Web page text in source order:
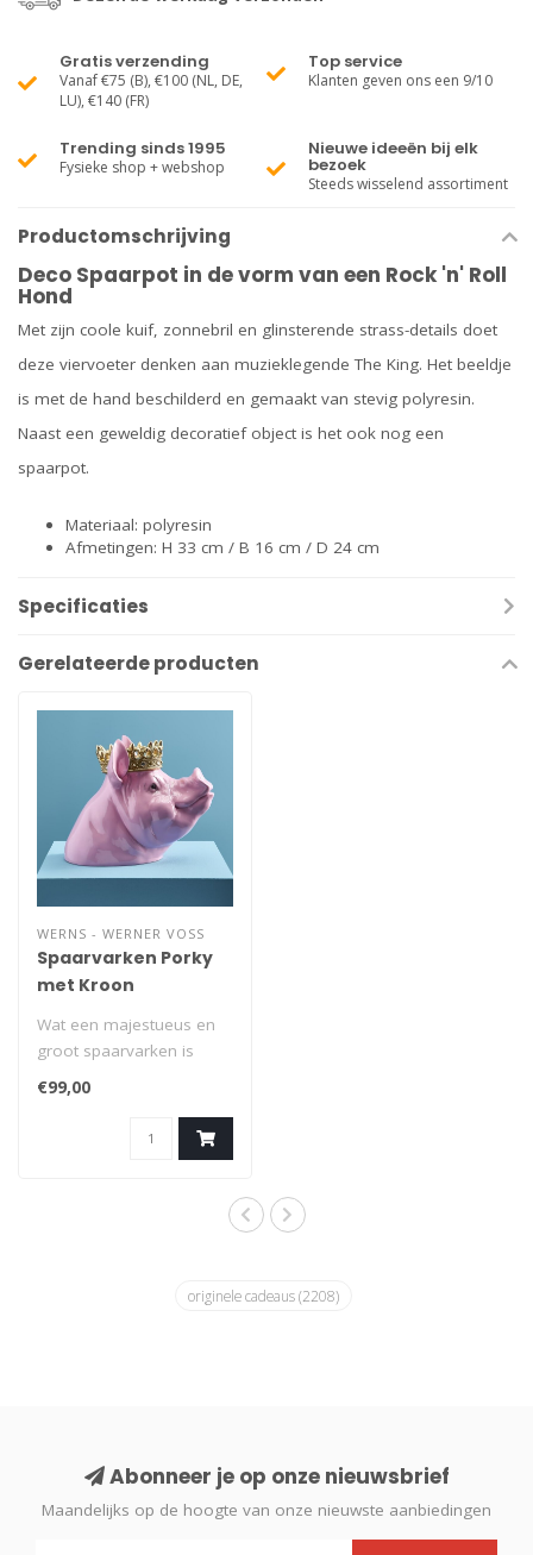
Gratis verzending
Vanaf €75 (B), €100 (NL, DE,
LU), €140 (FR)
Top service
Klanten geven ons een 9/10
Trending sinds 1995
Fysieke shop + webshop
Nieuwe ideeën bij elk
bezoek
Steeds wisselend assortiment
Productomschrijving
Deco Spaarpot in de vorm van een Rock 'n' Roll
Hond
Met zijn coole kuif, zonnebril en glinsterende strass-details doet
deze viervoeter denken aan muzieklegende The King. Het beeldje
is met de hand beschilderd en gemaakt van stevig polyresin.
Naast een geweldig decoratief object is het ook nog een
spaarpot.
Materiaal: polyresin
Afmetingen: H 33 cm / B 16 cm / D 24 cm
Specificaties
Gerelateerde producten
WERNS - WERNER VOSS
Spaarvarken Porky
met Kroon
Wat een majestueus en
groot spaarvarken is
deze Porky. Hij draagt
trots een goud..
€99,00
originele cadeaus(2208)
Abonneer je op onze nieuwsbrief
Maandelijks op de hoogte van onze nieuwste aanbiedingen